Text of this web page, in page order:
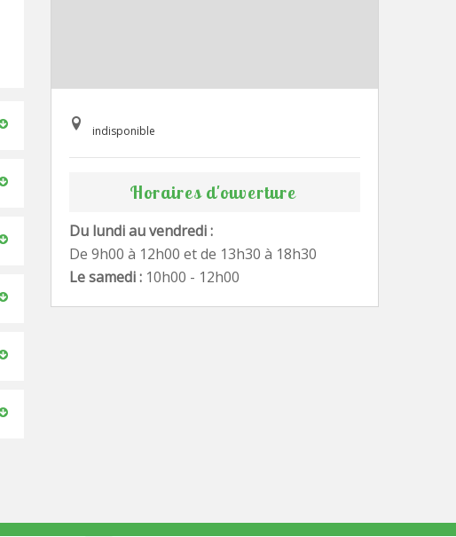
indisponible
Horaires d'ouverture
Du lundi au vendredi :
De 9h00 à 12h00 et de 13h30 à 18h30
Le samedi : 10h00 - 12h00